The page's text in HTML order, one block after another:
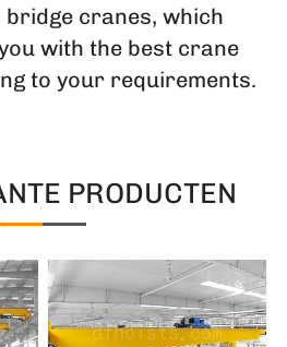
cranes, which
with the best crane
to your requirements.
PRODUCTEN